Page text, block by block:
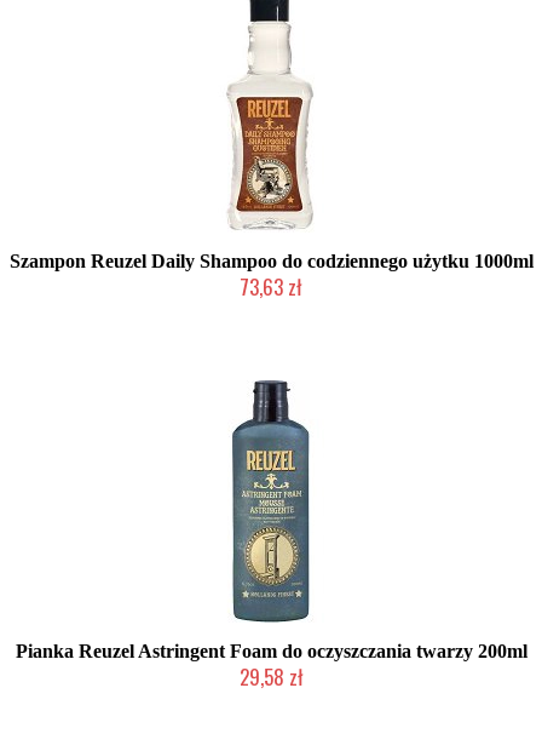
Szampon Reuzel Daily Shampoo do codziennego użytku 1000ml
73,63 zł
Pianka Reuzel Astringent Foam do oczyszczania twarzy 200ml
29,58 zł